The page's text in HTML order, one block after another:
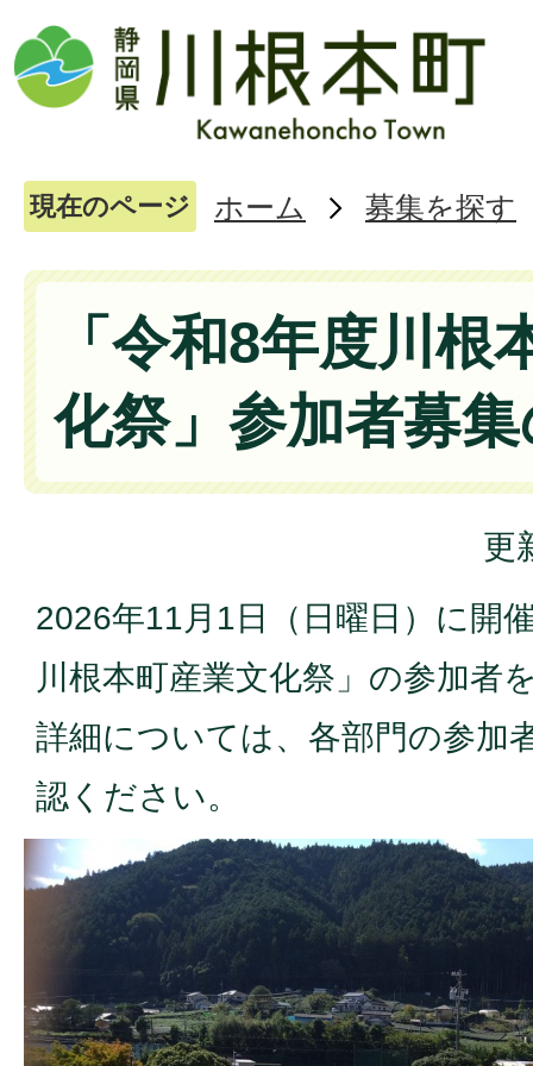
現在のページ ホーム 募集を探す
「令和8年度川根
化祭」参加者募
更
2026年11月1日（日曜日）に開
川根本町産業文化祭」の参加者
詳細については、各部門の参加
認ください。